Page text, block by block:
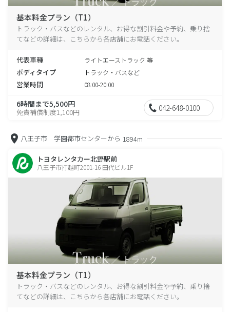
基本料金プラン（T1）
トラック・バスなどのレンタル、お得な割引料金や予約、乗り捨
てなどの詳細は、こちらから各店舗にお電話ください。
代表車種 ライトエーストラック 等
ボディタイプ トラック・バスなど
営業時間 08:00-20:00
6時間まで5,500円
免責補償制度1,100円 042-648-0100
八王子市 学園都市センターから 1894m
トヨタレンタカー北野駅前
八王子市打越町2001-16 田代ビル1F
基本料金プラン（T1）
トラック・バスなどのレンタル、お得な割引料金や予約、乗り捨
てなどの詳細は、こちらから各店舗にお電話ください。